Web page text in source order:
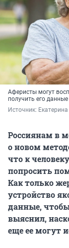
Аферисты могут
получить его данные
Источник:
Россиянам в
о новом
что к
попросить
Как только
устройство
данные,
выяснил,
еще ее могут